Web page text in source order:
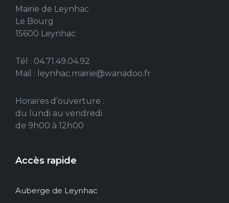
Mairie de Leynhac
Le Bourg
15600 Leynhac
Tél : 04.71.49.04.92
Mail : leynhac.mairie@wanadoo.fr
Horaires d’ouverture :
du lundi au vendredi
de 9h00 à 12h00
Accès rapide
Auberge de Leynhac